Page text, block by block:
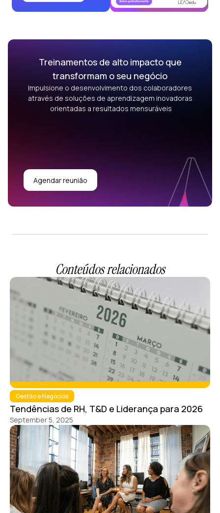
Treinamentos de alto impacto que
transformam o seu negócio
Impulsione o desenvolvimento dos colaboradores
através de soluções de aprendizagem inovadoras
orientadas a resultados mensuráveis
Agendar reunião
Conteúdos relacionados
Gestão e Negócios
Tendências de RH, T&D e Liderança para 2026
September 5, 2025